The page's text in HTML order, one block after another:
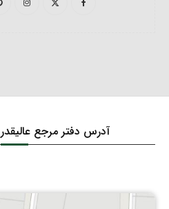
آدرس دفتر مرجع